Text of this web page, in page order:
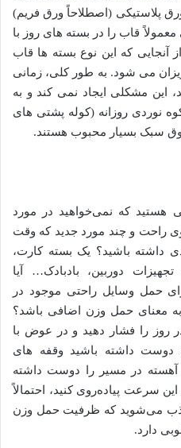
پلاستیکی (اصطلاحاً ورق فریم)
قاب را در بسته های روز با
آنجایی که این نوع بسته ها قاب
می شود. به طور کلی، زمانی
این مشکلی ایجاد نمی کند و به
نوردی روزانه (کوله پشتی های
سبک بسیار محبوب هستند.
هستید که نمی‌خواهید در مورد
راحت و چند مورد جدید که وقت
داشته باشید؟ یک بسته کارت،
دوربین، بادبادک… آیا
حمل وسایل راحتی موجود در
معنای حمل وزن اضافی باشد؟
ندارید 20 مایل در روز را فشار دهید و در عوض با
داشته باشید وقفه های
آهسته در مسیر را دوست داشته
این سرعت پیاده‌روی کنید، احتمالاً
می‌شوید که ظرفیت حمل وزن
دارد.